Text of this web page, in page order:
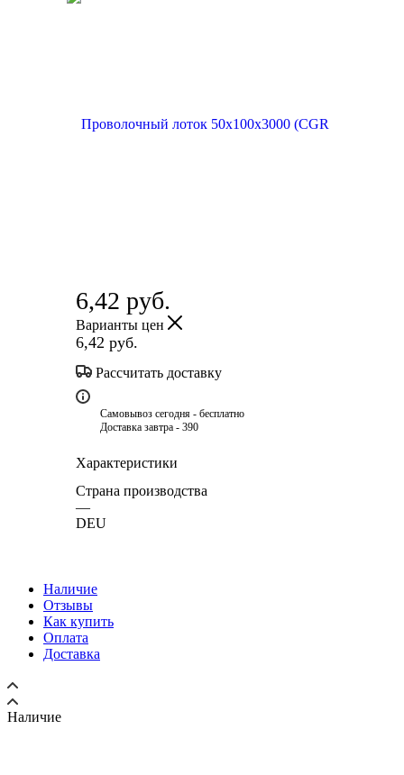
6,42 руб.
Варианты цен
6,42 руб.
Рассчитать доставку
Самовывоз сегодня - бесплатно
Доставка завтра - 390
Характеристики
Страна производства
—
DEU
Наличие
Отзывы
Как купить
Оплата
Доставка
Наличие